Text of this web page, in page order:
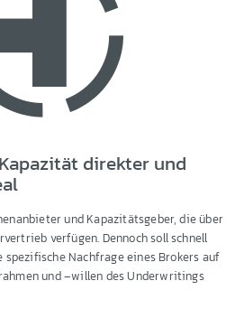
direkter und
und Kapazitätsgeber, die über
verfügen. Dennoch soll schnell
Nachfrage eines Brokers auf
und –willen des Underwritings